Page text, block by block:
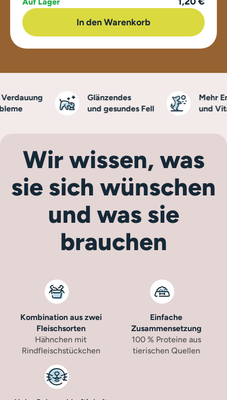
In den Warenkorb
Glänzendes
und gesundes Fell
Mehr
und
Wir wissen, was
sie sich wünschen
und was sie
brauchen
Kombination aus zwei
Fleischsorten
Hähnchen mit
Rindfleischstückchen
Einfache
Zusammensetzung
100 % Proteine aus
tierischen Quellen